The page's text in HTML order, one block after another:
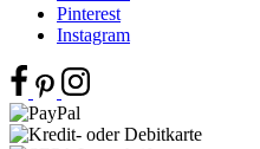
Pinterest
Instagram